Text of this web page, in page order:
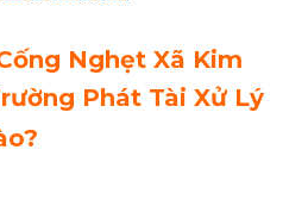
Nghẹt Xã Kim
Phát Tài Xử Lý